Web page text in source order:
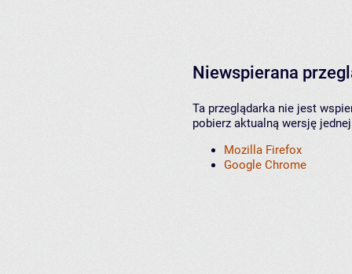
Niewspierana
Ta przeglądarka nie jest
pobierz aktualną wersję
Mozilla Firefox
Google Chrome